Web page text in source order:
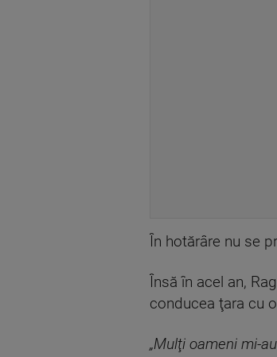
În hotărâre nu se
Însă în acel an,
conducea ţara cu
„Mulţi oameni mi-